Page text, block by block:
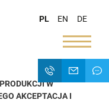
PL EN DE
W
AKCEPTACJA I